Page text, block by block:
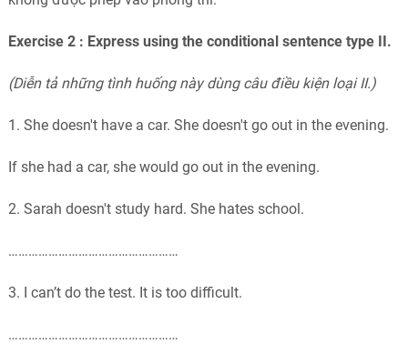
Exercise 2 : Express using the conditional sentence type II.
(Diễn tả những tình huống này dùng câu điều kiện loại II.)
1. She doesn't have a car. She doesn't go out in the evening.
If she had a car, she would go out in the evening.
2. Sarah doesn't study hard. She hates school.
……………………………………………
3. I can’t do the test. It is too difficult.
……………………………………………